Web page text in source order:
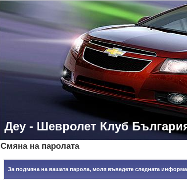
Деу - Шевролет Клуб
Смяна на паролата
За подмяна на вашата парола, моля въведете следната